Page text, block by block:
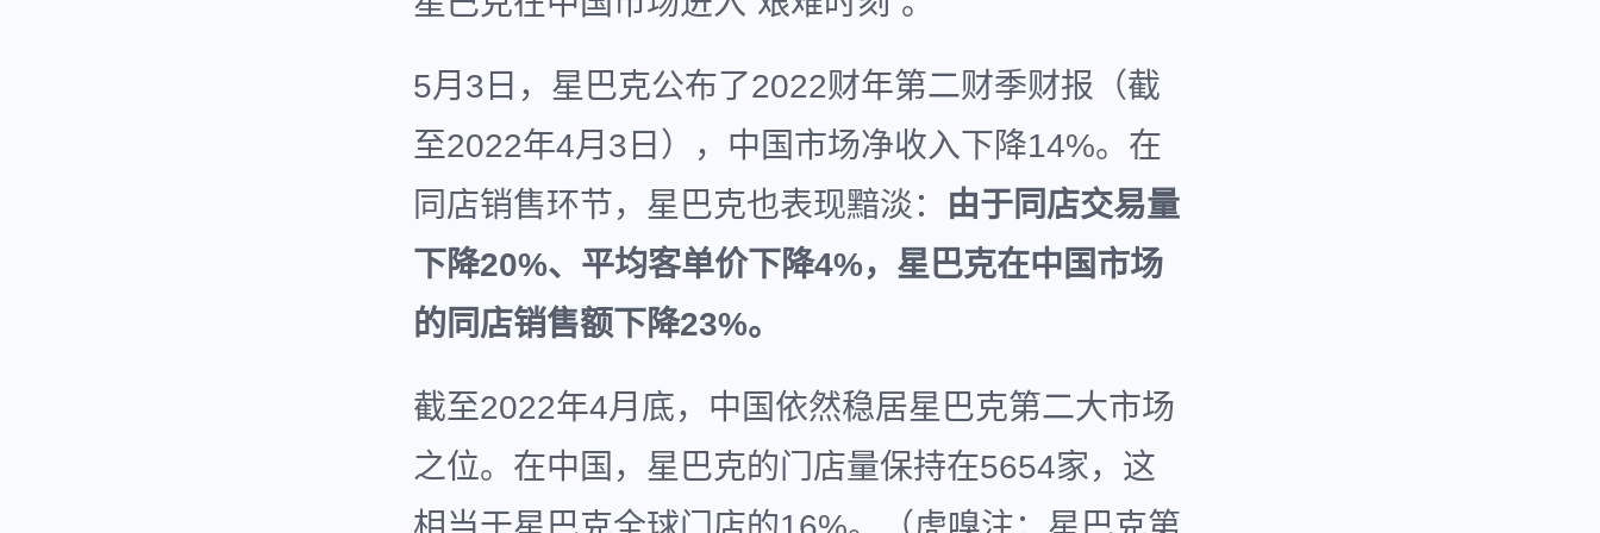
5月3日，星巴克公布了2022财年第二财季财报（截
至2022年4月3日），中国市场净收入下降14%。在
同店销售环节，星巴克也表现黯淡： 由于同店交易量
下降20%、平均客单价下降4%，星巴克在中国市场
的同店销售额下降23%。
截至2022年4月底，中国依然稳居星巴克第二大市场
之位。在中国，星巴克的门店量保持在5654家，这